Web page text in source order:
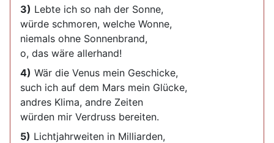
3) Lebte ich so nah der Sonne,
würde schmoren, welche Wonne,
niemals ohne Sonnenbrand,
o, das wäre allerhand!
4) Wär die Venus mein Geschicke,
such ich auf dem Mars mein Glücke,
andres Klima, andre Zeiten
würden mir Verdruss bereiten.
5) Lichtjahrweiten in Milliarden,